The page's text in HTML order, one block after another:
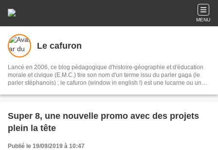
MENU
Le cafuron
Lancé en 2006, ce blog pédagogique d'histoire-géographie et d'éducation
morale et civique (E.M.C.) tire son nom d'un terme issu du parler gaga (le
parler stéphanois) ; le cafuron (window in english !) est une lucarne ou un
lycée Jacob Holtzer (Firminy- Loire) qu'à un public plus large. Bonne visite !
Super 8, une nouvelle promo avec des projets
plein la tête
Publié le 19/09/2019 à 10:47